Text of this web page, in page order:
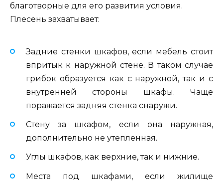
благотворные для его развития условия.
Плесень захватывает:
Задние стенки шкафов, если мебель стоит
впритык к наружной стене. В таком случае
грибок образуется как с наружной, так и с
внутренней стороны шкафы. Чаще
поражается задняя стенка снаружи.
Стену за шкафом, если она наружная,
дополнительно не утепленная.
Углы шкафов, как верхние, так и нижние.
Места под шкафами, если жилище